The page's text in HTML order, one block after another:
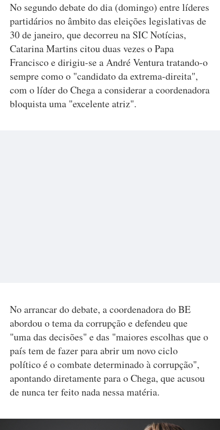
No segundo debate do dia (domingo) entre líderes
partidários no âmbito das eleições legislativas de
30 de janeiro, que decorreu na SIC Notícias,
Catarina Martins citou duas vezes o Papa
Francisco e dirigiu-se a André Ventura tratando-o
sempre como o "candidato da extrema-direita",
com o líder do Chega a considerar a coordenadora
bloquista uma "excelente atriz".
No arrancar do debate, a coordenadora do BE
abordou o tema da corrupção e defendeu que
"uma das decisões" e das "maiores escolhas que o
país tem de fazer para abrir um novo ciclo
político é o combate determinado à corrupção",
apontando diretamente para o Chega, que acusou
de nunca ter feito nada nessa matéria.